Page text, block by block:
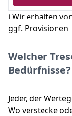
ℹ️ Wir erhalten
ggf. Provisionen
Welcher
Bedürfnisse?
Jeder, der
Wo verstecke